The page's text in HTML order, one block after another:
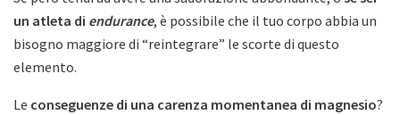
un atleta di endurance, è possibile che il tuo corpo abbia un
bisogno maggiore di “reintegrare” le scorte di questo
elemento.
Le conseguenze di una carenza momentanea di magnesio?